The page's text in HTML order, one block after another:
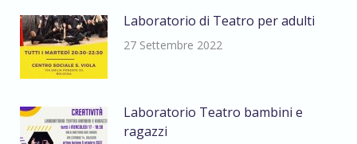
Laboratorio di Teatro per adulti
27 Settembre 2022
Laboratorio Teatro bambini e
ragazzi